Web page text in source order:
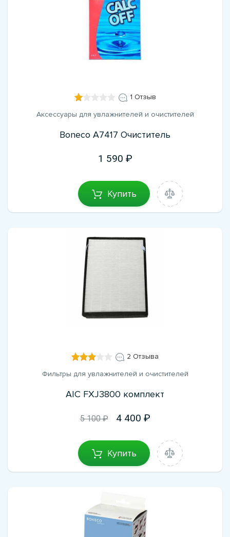
1 Отзыв
Аксессуары для увлажнителей и очистителей
Boneco A7417 Очиститель
1 590
Купить
2 Отзыва
Фильтры для увлажнителей и очистителей
AIC FXJ3800 комплект
5 100 ₽ 4 400
Купить